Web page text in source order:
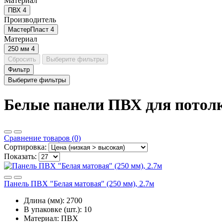
ПВХ 4
Производитель
МастерПласт 4
Материал
250 мм 4
Сбросить
Выберите фильтры
Фильтр
Выберите фильтры
Белые панели ПВХ для
Сравнение товаров (0)
Сортировка:
Показать:
Панель ПВХ "Белая матовая" (250 мм), 2.7м
Длина (мм): 2700
В упаковке (шт.): 10
Материал: ПВХ